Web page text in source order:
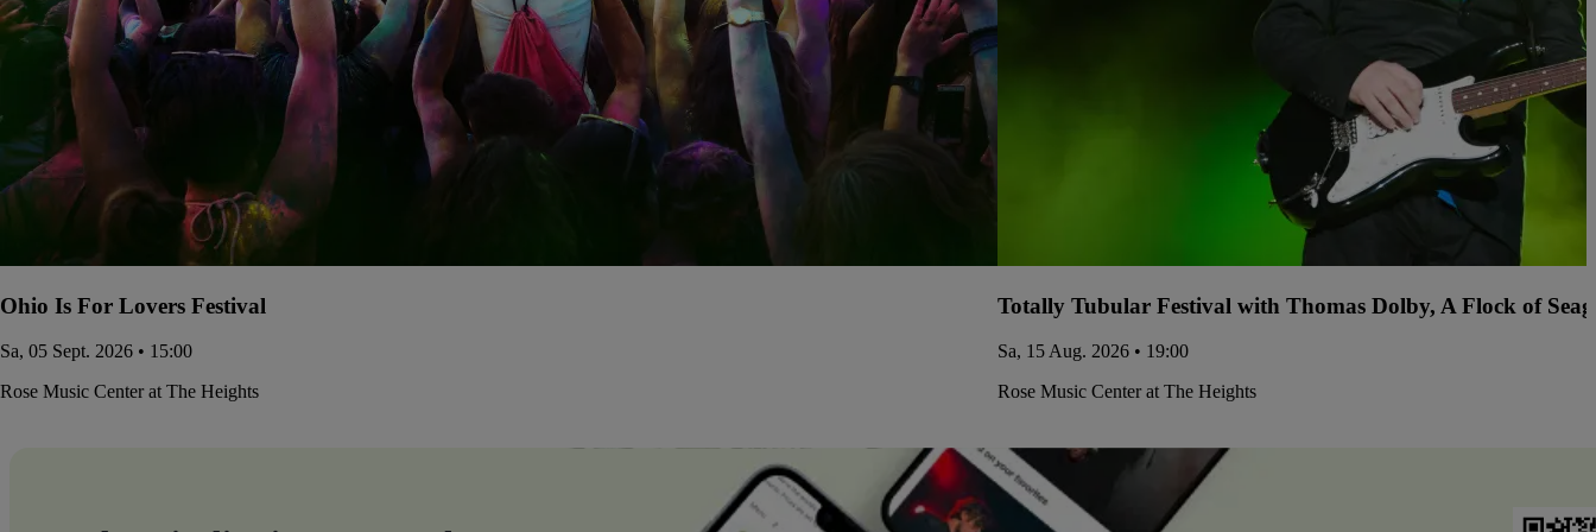
Ohio Is For Lovers Festival
Sa, 05 Sept. 2026 • 15:00
Rose Music Center at The Heights
Totally Tubular Festival with Thomas Dolby, A Flock of
Sa, 15 Aug. 2026 • 19:00
Rose Music Center at The Heights